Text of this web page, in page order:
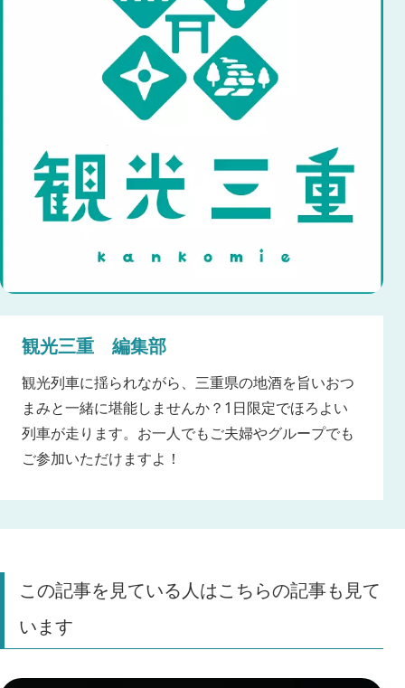
観光三重 編集部
観光列車に揺られながら、三重県の地酒を旨いおつ
まみと一緒に堪能しませんか？1日限定でほろよい
列車が走ります。お一人でもご夫婦やグループでも
ご参加いただけますよ！
この記事を見ている人はこちらの記事も見て
います